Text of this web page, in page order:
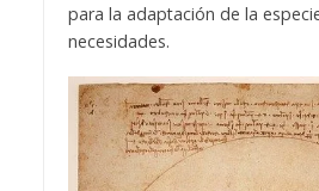
para la adaptación de la
necesidades.